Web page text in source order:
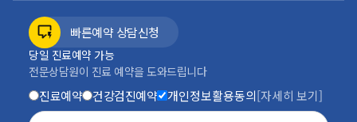
빠른예약 상담신청
당일 진료예약 가능
전문상담원이 진료 예약을 도와드립니다
진료예약 건강검진예약 개인정보활용동의[자세히 보기]